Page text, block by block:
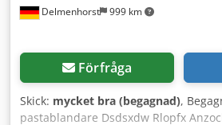
Delmenhorst 999 km
Förfråga
Skick: mycket bra (begagnad),
pastablandare Dsdsxdw Rlopfx